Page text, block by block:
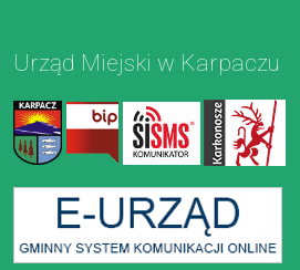
Urząd Miejski w Karpaczu